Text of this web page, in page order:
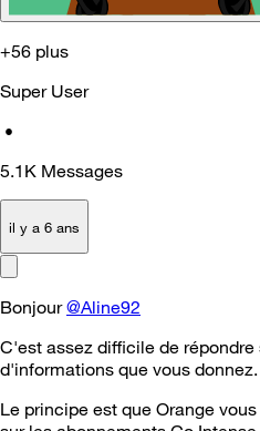
+56 plus
Super User
•
5.1K Messages
il y a 6 ans
Bonjour@Aline92
C'est assez difficile de répondre
d'informations que vous donnez.
Le principe est que Orange